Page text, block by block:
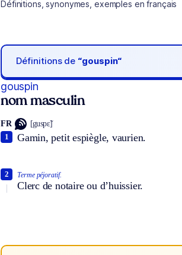
Définitions, synonymes, exemples en français
Définitions de “gouspin“
gouspin
nom masculin
FR [guspɛ̃]
Gamin, petit espiègle, vaurien.
1
Terme péjoratif.
Clerc de notaire ou d’huissier.
2